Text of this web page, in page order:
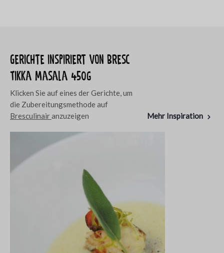
Gerichte inspiriert von Bresc
Tikka Masala 450g
Klicken Sie auf eines der Gerichte, um
die Zubereitungsmethode auf
Bresculinairanzuzeigen Mehr Inspiration